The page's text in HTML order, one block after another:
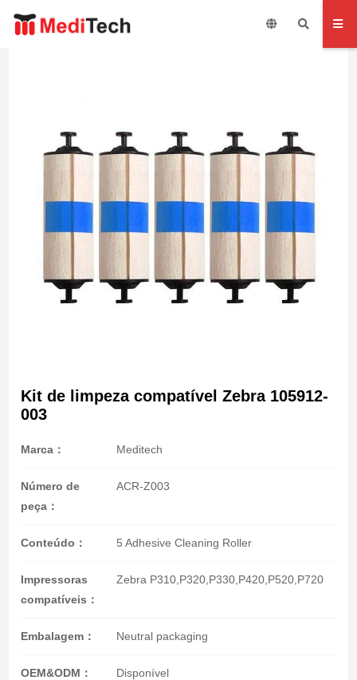
Kit de limpeza compatível Zebra 105912-
003
Marca： Meditech
Número de
peça：
ACR-Z003
Conteúdo： 5 Adhesive Cleaning Roller
Impressoras
compatíveis：
Zebra P310,P320,P330,P420,P520,P720
Embalagem： Neutral packaging
OEM&ODM： Disponível